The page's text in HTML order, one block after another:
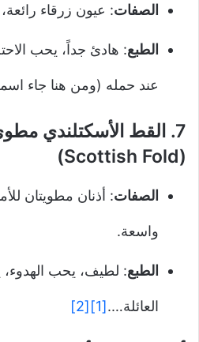
الصفات: عيون زرقاء
الطبع: هادئ جداً، يحب
عند حمله (ومن هنا جاء
7.
القط الأسكتلندي
(Scottish Fold)
الصفات: أذنان مطويتان
واسعة.
الطبع: لطيف، يحب
العائلة….[1]
[2]